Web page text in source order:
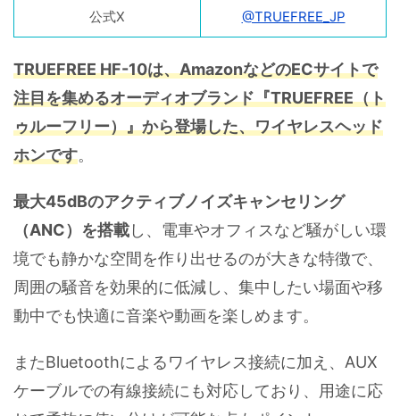
公式X @TRUEFREE_JP
TRUEFREE HF-10は、AmazonなどのECサイトで
注目を集めるオーディオブランド『TRUEFREE（ト
ゥルーフリー）』から登場した、ワイヤレスヘッド
ホンです。
最大45dBのアクティブノイズキャンセリング
（ANC）を搭載し、電車やオフィスなど騒がしい環
境でも静かな空間を作り出せるのが大きな特徴で、
周囲の騒音を効果的に低減し、集中したい場面や移
動中でも快適に音楽や動画を楽しめます。
またBluetoothによるワイヤレス接続に加え、AUX
ケーブルでの有線接続にも対応しており、用途に応